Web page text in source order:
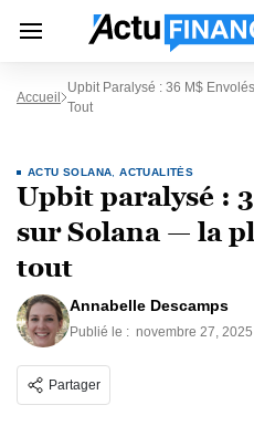
Accueil
Upbit Paralysé : 36 M$
Tout
ACTU SOLANA ,ACTUALITÉS
Upbit paralysé :
sur Solana — la
tout
Annabelle Descamps
Publié le : novembre 27, 2025
Partager